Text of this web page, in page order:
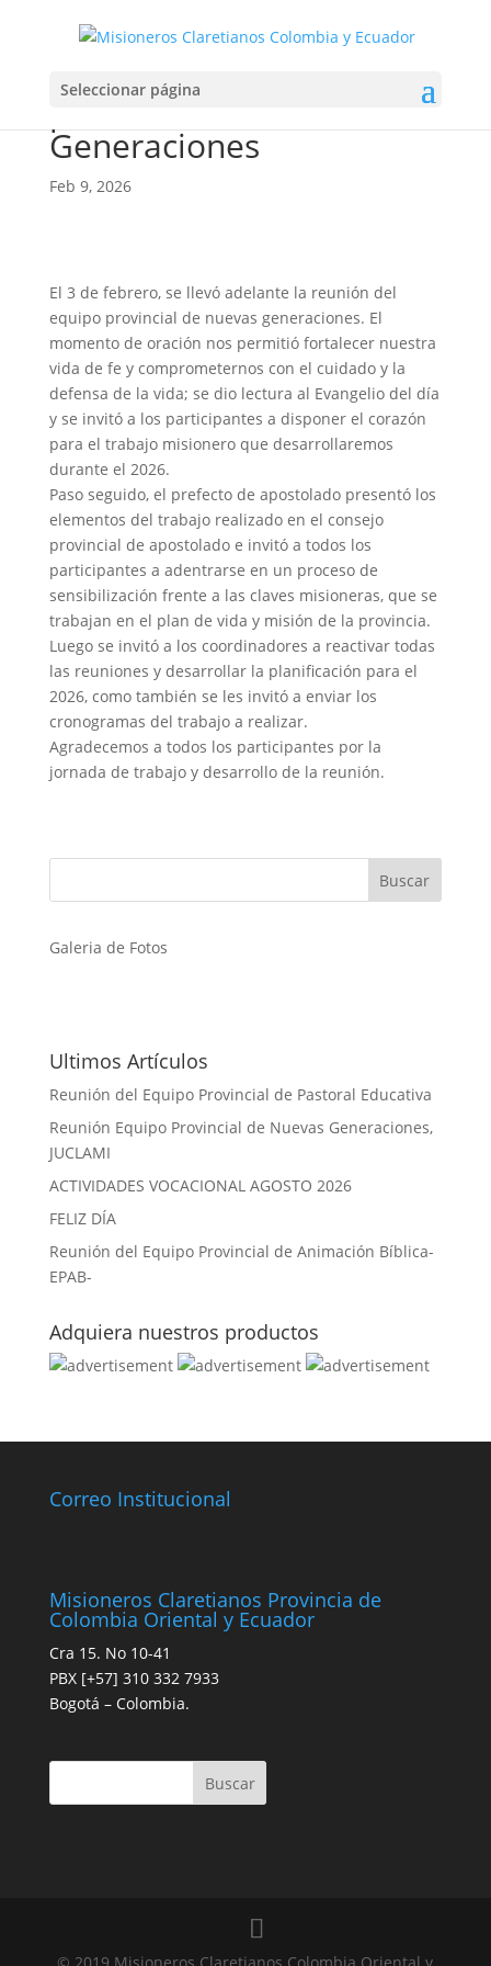
Seleccionar página
Reunión equipo
provincial de Nuevas
Generaciones
Feb 9, 2026
El 3 de febrero, se llevó adelante la reunión del
equipo provincial de nuevas generaciones. El
momento de oración nos permitió fortalecer nuestra
vida de fe y comprometernos con el cuidado y la
defensa de la vida; se dio lectura al Evangelio del día
y se invitó a los participantes a disponer el corazón
para el trabajo misionero que desarrollaremos
durante el 2026.
Paso seguido, el prefecto de apostolado presentó los
elementos del trabajo realizado en el consejo
provincial de apostolado e invitó a todos los
participantes a adentrarse en un proceso de
sensibilización frente a las claves misioneras, que se
trabajan en el plan de vida y misión de la provincia.
Luego se invitó a los coordinadores a reactivar todas
las reuniones y desarrollar la planificación para el
2026, como también se les invitó a enviar los
cronogramas del trabajo a realizar.
Agradecemos a todos los participantes por la
jornada de trabajo y desarrollo de la reunión.
Galeria de Fotos
Ultimos Artículos
Reunión del Equipo Provincial de Pastoral Educativa
Reunión Equipo Provincial de Nuevas Generaciones,
JUCLAMI
ACTIVIDADES VOCACIONAL AGOSTO 2026
FELIZ DÍA
Reunión del Equipo Provincial de Animación Bíblica-
EPAB-
Adquiera nuestros productos
Correo Institucional
Misioneros Claretianos Provincia de
Colombia Oriental y Ecuador
Cra 15. No 10-41
PBX [+57] 310 332 7933
Bogotá – Colombia.
© 2019 Misioneros Claretianos Colombia Oriental y